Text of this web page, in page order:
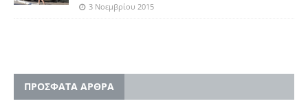
3 Νοεμβρίου 2015
ΠΡΟΣΦΑΤΑ ΑΡΘΡΑ